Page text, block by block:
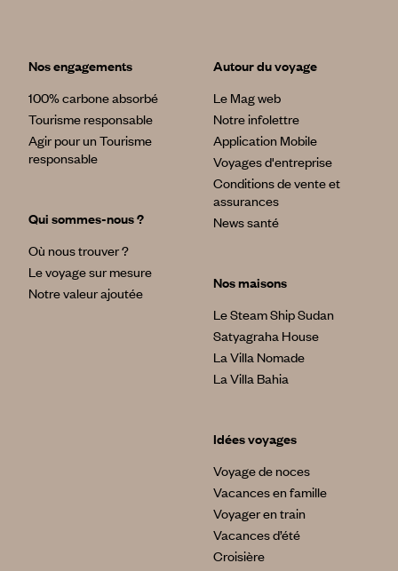
Nos engagements
100% carbone absorbé
Tourisme responsable
Agir pour un Tourisme
responsable
Qui sommes-nous ?
Où nous trouver ?
Le voyage sur mesure
Notre valeur ajoutée
Autour du voyage
Le Mag web
Notre infolettre
Application Mobile
Voyages d'entreprise
Conditions de vente et
assurances
News santé
Nos maisons
Le Steam Ship Sudan
Satyagraha House
La Villa Nomade
La Villa Bahia
Idées voyages
Voyage de noces
Vacances en famille
Voyager en train
Vacances d’été
Croisière